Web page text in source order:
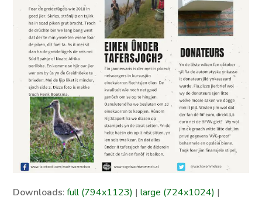
Downloads:full (794x1123) |large (724x1024) |